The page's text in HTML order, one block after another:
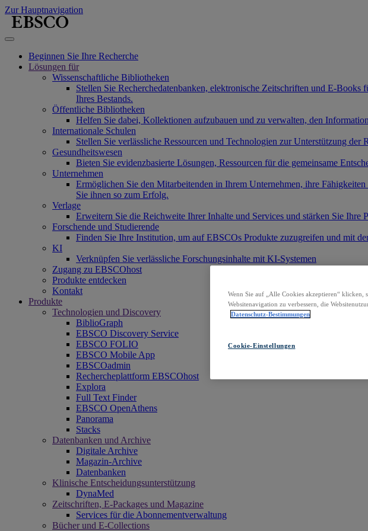
Zur Hauptnavigation
Beginnen Sie Ihre Recherche
Lösungen für
Wissenschaftliche Bibliotheken
Stellen Sie Recherchedatenbanken, elektronische Zeitschriften und E-
Ihres Bestands.
Öffentliche Bibliotheken
Helfen Sie dabei, Kollektionen aufzubauen und zu verwalten, den
Internationale Schulen
Stellen Sie verlässliche Ressourcen und Technologien zur Unterstützung
Gesundheitswesen
Bieten Sie evidenzbasierte Lösungen, Ressourcen für die gemeinsame
Unternehmen
Ermöglichen Sie den Mitarbeitenden in Ihrem Unternehmen, ihre
Sie ihnen so zum Erfolg.
Verlage
Erweitern Sie die Reichweite Ihrer Inhalte und Services und stärken Sie Ihre
Forschende und Studierende
Finden Sie Ihre Institution, um auf EBSCOs Produkte zuzugreifen und mit
KI
Verknüpfen Sie verlässliche Forschungsinhalte mit KI-Systemen
Zugang zu EBSCOhost
Produkte entdecken
Kontakt
Produkte
Technologien und Discovery
BiblioGraph
EBSCO Discovery Service
EBSCO FOLIO
EBSCO Mobile App
EBSCOadmin
Rechercheplattform EBSCOhost
Explora
Full Text Finder
EBSCO OpenAthens
Panorama
Stacks
Datenbanken und Archive
Digitale Archive
Magazin-Archive
Datenbanken
Klinische Entscheidungsunterstützung
DynaMed
Zeitschriften, E-Packages und Magazine
Services für die Abonnementverwaltung
Bücher und E-Collections
Wenn Sie auf „Alle Cookies akzeptieren“
Websitenavigation zu verbessern, die
Datenschutz-Bestimmungen
Cookie-Einstellungen